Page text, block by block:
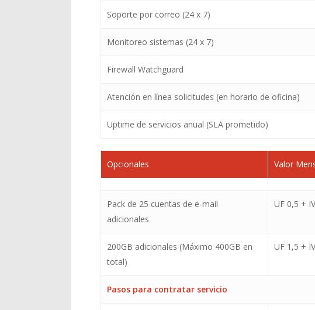
Soporte por correo (24 x 7)
Monitoreo sistemas (24 x 7)
Firewall Watchguard
Atención en línea solicitudes (en horario de oficina)
Uptime de servicios anual (SLA prometido)
Opcionales Valor
Pack de 25 cuentas de e-mail
adicionales
UF 0,5 +
200GB adicionales (Máximo 400GB en
total)
UF 1,5 +
Pasos para contratar servicio